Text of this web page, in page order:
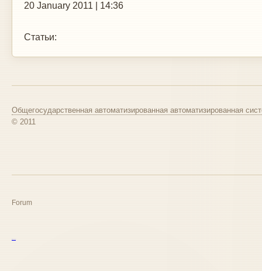
20 January 2011 | 14:36
Статьи:
Общегосударственная автоматизированная автоматизированная
© 2011
Forum